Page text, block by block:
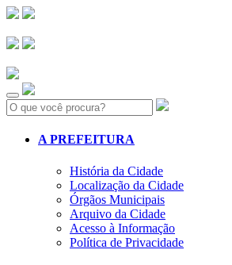
Search:
A PREFEITURA
História da Cidade
Localização da Cidade
Órgãos Municipais
Arquivo da Cidade
Acesso à Informação
Política de Privacidade